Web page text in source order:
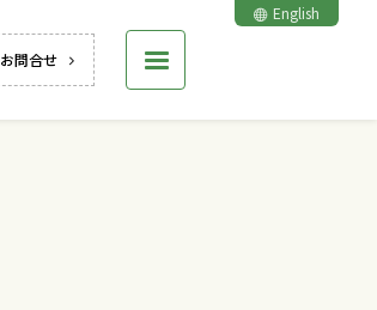
お問合せ
English